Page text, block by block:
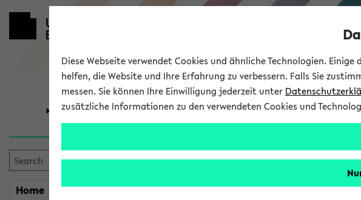
University Research Studies
Home myeKVV
Courses taught in
Semester:
Diese Webseite verwendet Cookies und ähnliche Technologien.
helfen, die Website und Ihre Erfahrung zu verbessern. Falls Sie
messen. Sie können Ihre Einwilligung jederzeit unter
zusätzliche Informationen zu den verwendeten Cookies und